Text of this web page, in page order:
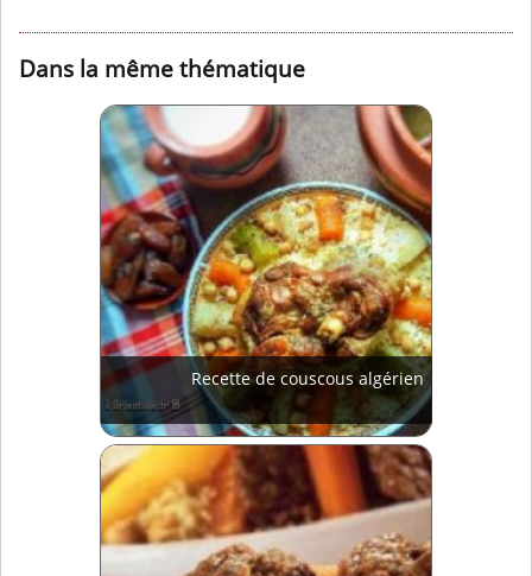
Dans la même thématique
Recette de couscous algérien